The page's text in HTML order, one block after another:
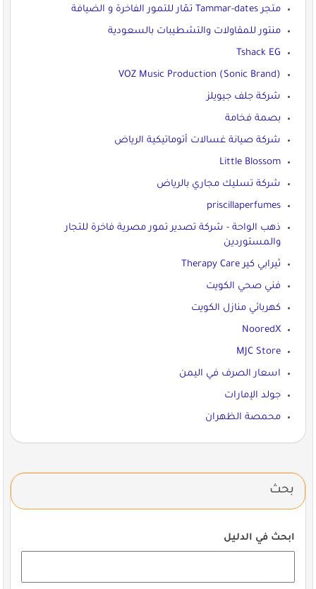
متجر Tammar-dates تمّار للتمور الفاخرة و الضيافة
منتور للمقاولات والتشطيبات بالسعودية
Tshack EG
VOZ Music Production (Sonic Brand)
شركة جلف جيويلز
بصمة فخامة
شركة صيانة غسالات أتوماتيكية الرياض
Little Blossom
شركة تسليك مجاري بالرياض
priscillaperfumes
ذهب الواحة - شركة تصدير تمور مصرية فاخرة للتجار
والمستوردين
ثيرابي كير Therapy Care
فني صحي الكويت
كهربائي منازل الكويت
NooredX
MJC Store
اسعار الصرف في اليمن
جولد الإمارات
محمصة الظهران
بحث
ابحث في الدليل